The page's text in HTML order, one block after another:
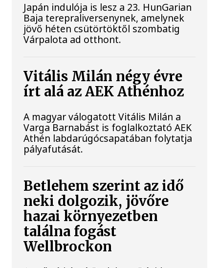
Japán indulója is lesz a 23. HunGarian
Baja terepraliversenynek, amelynek
jövő héten csütörtöktől szombatig
Várpalota ad otthont.
Vitális Milán négy évre
írt alá az AEK Athénhoz
A magyar válogatott Vitális Milán a
Varga Barnabást is foglalkoztató AEK
Athén labdarúgócsapatában folytatja
pályafutását.
Betlehem szerint az idő
neki dolgozik, jövőre
hazai környezetben
találna fogást
Wellbrockon